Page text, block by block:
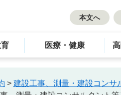
本文へ
医療・健康
> 建設工事、測量・建設コンサ